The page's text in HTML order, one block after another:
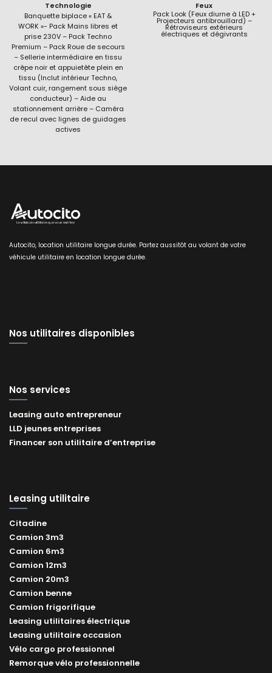
Technologie
Banquette biplace « EAT &
WORK »- Pack Mains libres et
prise 230V – Pack Techno
Premium – Pack Roue de secours
– Sellerie intermédiaire en tissu
crêpe noir et appuietête plein en
tissu (Inclut intérieur Techno,
Volant cuir, rangement sous siège
conducteur) – Aide au
stationnement arrière – Caméra
de recul avec lignes de guidages
actives
Feux
Pack Look (Feux diurne à LED +
Projecteurs antibrouillard) –
Rétroviseurs extérieurs
électriques et dégivrants
Autocito, location utilitaire longue durée. Partez aussitôt au volant de votre
véhicule utilitaire en location longue durée.
Nos utilitaires disponibles
Nos services
Leasing auto entrepreneur
LLD jeunes entreprises
Financer son utilitaire d’entreprise
Leasing utilitaire
Citadine
Camion 3m3
Camion 6m3
Camion 12m3
Camion 20m3
Camion benne
Camion frigorifique
Leasing utilitaires électrique
Leasing utilitaire occasion
Vélo cargo professionnel
Remorque vélo professionnelle